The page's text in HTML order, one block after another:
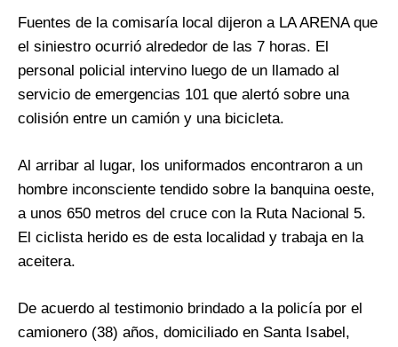
Fuentes de la comisaría local dijeron a LA ARENA que
el siniestro ocurrió alrededor de las 7 horas. El
personal policial intervino luego de un llamado al
servicio de emergencias 101 que alertó sobre una
colisión entre un camión y una bicicleta.
Al arribar al lugar, los uniformados encontraron a un
hombre inconsciente tendido sobre la banquina oeste,
a unos 650 metros del cruce con la Ruta Nacional 5.
El ciclista herido es de esta localidad y trabaja en la
aceitera.
De acuerdo al testimonio brindado a la policía por el
camionero (38) años, domiciliado en Santa Isabel,